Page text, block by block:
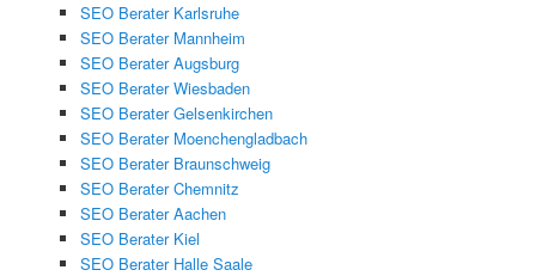
SEO Berater Karlsruhe
SEO Berater Mannheim
SEO Berater Augsburg
SEO Berater Wiesbaden
SEO Berater Gelsenkirchen
SEO Berater Moenchengladbach
SEO Berater Braunschweig
SEO Berater Chemnitz
SEO Berater Aachen
SEO Berater Kiel
SEO Berater Halle Saale